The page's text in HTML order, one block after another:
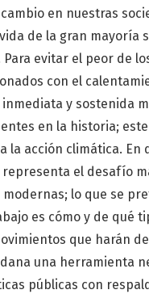
en nuestras
de la gran mayoría
evitar el peor de
con el
y sostenida
en la historia;
la acción climática. En
el desafío
modernas; lo que se
es cómo y de qué
que harán
una herramienta
públicas con